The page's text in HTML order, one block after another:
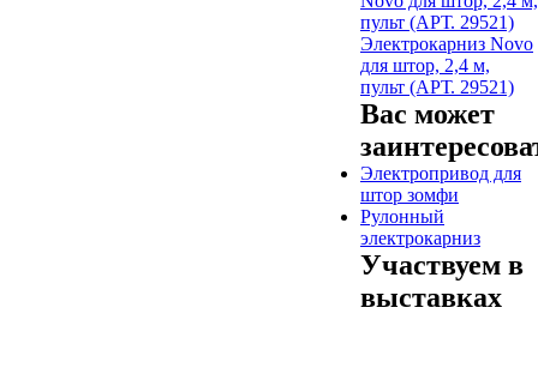
Электрокарниз Novo
для штор, 2,4 м,
пульт (АРТ. 29521)
Вас может
Электропривод для
штор зомфи
Рулонный
электрокарниз
Участвуем в
выставках